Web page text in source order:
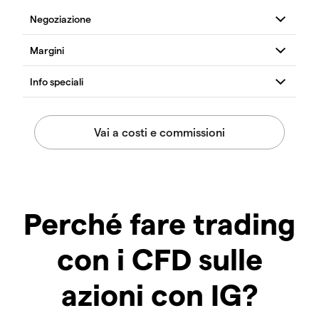
Perché fare trading
con i CFD sulle
azioni con IG?